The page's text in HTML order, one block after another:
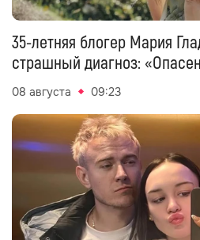
35-летняя блогер Мария
страшный диагноз:
08 августа 09:23